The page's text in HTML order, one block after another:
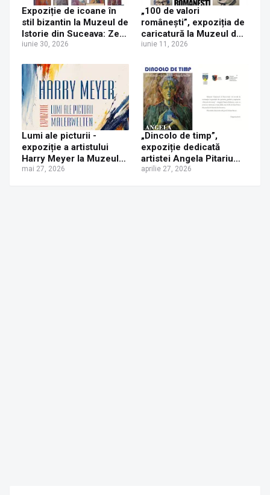
Expoziție de icoane în
stil bizantin la Muzeul de
Istorie din Suceava: Zeci
de lucrări realizate de
publicului
iunie 30, 2026
„100 de valori
românești”, expoziția de
caricatură la Muzeul de
Istorie Suceava
iunie 11, 2026
Lumi ale picturii -
expoziție a artistului
Harry Meyer la Muzeul
de Istorie Suceava
mai 27, 2026
„Dincolo de timp”,
expoziție dedicată
artistei Angela Pitariu
Bolnavu la Muzeul de
aprilie 27, 2026